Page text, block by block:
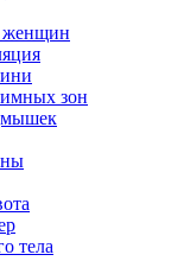
женщин
зон
тела